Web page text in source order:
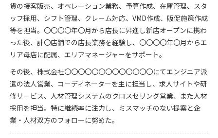
貨の接客販売、オペレーション業務、予算作成、在庫管理、スタ
ッフ採用、シフト管理、クレーム対応、VMD作成、販促施策作成
等を担当。〇〇〇〇年〇月から店長に昇進し新店オープンに携わ
った後、計〇店舗での店長業務を経験し、〇〇〇〇年〇月からエ
リア母店に配属、エリアマネージャーをサポート。
その後、株式会社〇〇〇〇〇〇〇〇〇〇〇〇〇にてエンジニア派
遣の法人営業、コーディネーターを主に担当し、求人サイトや研
修サービス、人材管理システムのクロスセリング営業、また人材
採用を担当。特に継続率に注力し、ミスマッチのない提案と企
業・人材双方のフォローに努めた。